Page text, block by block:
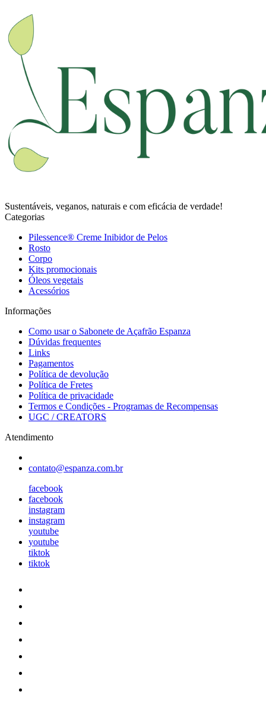
Sustentáveis, veganos, naturais e com eficácia de verdade!
Categorias
Pilessence® Creme Inibidor de Pelos
Rosto
Corpo
Kits promocionais
Óleos vegetais
Acessórios
Informações
Como usar o Sabonete de Açafrão Espanza
Dúvidas frequentes
Links
Pagamentos
Política de devolução
Política de Fretes
Política de privacidade
Termos e Condições - Programas de Recompensas
UGC / CREATORS
Atendimento
contato@espanza.com.br
facebook
facebook
instagram
instagram
youtube
youtube
tiktok
tiktok